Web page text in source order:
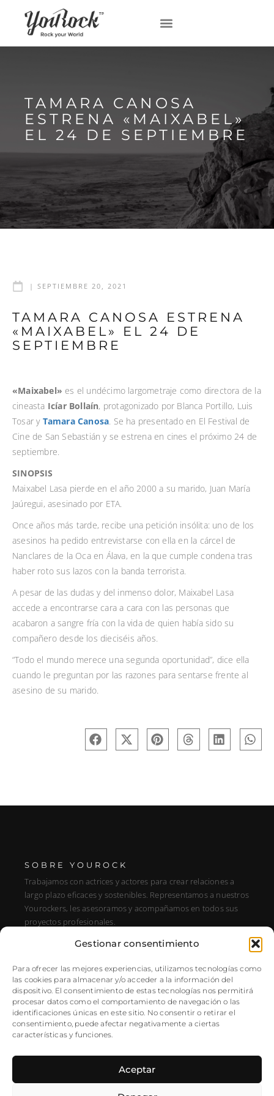
Gestionar consentimiento
Para ofrecer las mejores experiencias, utilizamos tecnologías como
las cookies para almacenar y/o acceder a la información del
dispositivo. El consentimiento de estas tecnologías nos permitirá
procesar datos como el comportamiento de navegación o las
identificaciones únicas en este sitio. No consentir o retirar el
consentimiento, puede afectar negativamente a ciertas
características y funciones.
Aceptar
TAMARA CANOSA
ESTRENA «MAIXABEL»
EL 24 DE SEPTIEMBRE
| SEPTIEMBRE 20, 2021
TAMARA CANOSA ESTRENA
«MAIXABEL» EL 24 DE
SEPTIEMBRE
«Maixabel» es el undécimo largometraje como directora de la
cineasta Icíar Bollaín, protagonizado por Blanca Portillo, Luis
Tosar y Tamara Canosa. Se ha presentado en El Festival de
Cine de San Sebastián y se estrena en cines el próximo 24 de
septiembre.
SINOPSIS
Maixabel Lasa pierde en el año 2000 a su marido, Juan María
Jaúregui, asesinado por ETA.
Once años más tarde, recibe una petición insólita: uno de los
asesinos ha pedido entrevistarse con ella en la cárcel de
Nanclares de la Oca en Álava, en la que cumple condena tras
haber roto sus lazos con la banda terrorista.
A pesar de las dudas y del inmenso dolor, Maixabel Lasa
accede a encontrarse cara a cara con las personas que
acabaron a sangre fría con la vida de quien había sido su
compañero desde los dieciséis años.
“Todo el mundo merece una segunda oportunidad”, dice ella
cuando le preguntan por las razones para sentarse frente al
asesino de su marido.
SOBRE YOUROCK
Trabajamos con actrices y actores para crear relaciones a
largo plazo eficaces y sostenibles. Representamos a nuestros
Yourockers, les asesoramos y acompañamos en todos sus
proyectos profesionales.
DIRECCIÓN
SÍGUENOS
Instagram
NEWSLETTER